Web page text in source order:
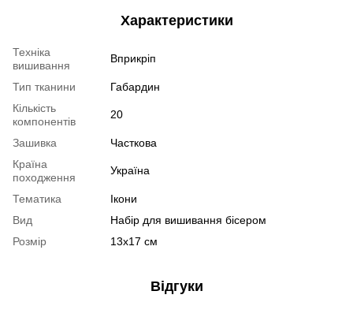
Характеристики
Техніка
вишивання
Вприкріп
Тип тканини
Габардин
Кількість
компонентів
20
Зашивка
Часткова
Країна
походження
Україна
Тематика
Ікони
Вид
Набір для вишивання бісером
Розмір
13х17 см
Відгуки